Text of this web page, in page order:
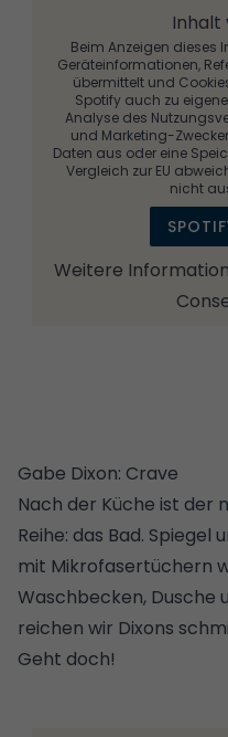
Inhalt
Beim Anzeigen dieses
Geräteinformationen,
übermittelt und
Spotify auch zu
Analyse des
und Marketing-
Daten aus oder eine
Vergleich zur EU
nicht
Weitere
Gabe Dixon: Crave
Nach der Küche ist der
Reihe: das Bad.
mit Mikrofasertüchern
Waschbecken, Dusche
reichen wir Dixons
Geht doch!